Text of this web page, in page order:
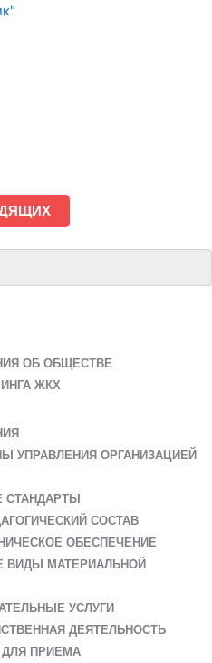
ОБ ОБЩЕСТВЕ
ЖКХ
УПРАВЛЕНИЯ ОРГАНИЗАЦИЕЙ
СТАНДАРТЫ
СОСТАВ
ОБЕСПЕЧЕНИЕ
ВИДЫ МАТЕРИАЛЬНОЙ
УСЛУГИ
ДЕЯТЕЛЬНОСТЬ
ПРИЕМА